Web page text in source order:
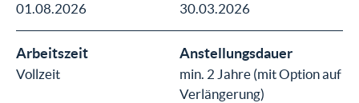
01.08.2026 30.03.2026
Arbeitszeit
Vollzeit
Anstellungsdauer
min. 2 Jahre (mit Option auf
Verlängerung)